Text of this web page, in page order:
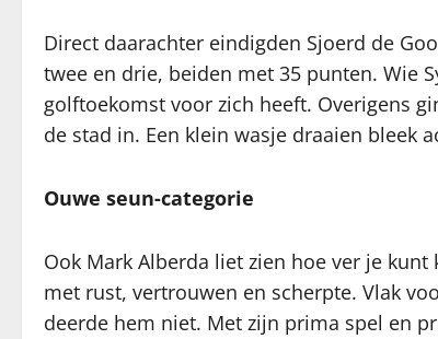
Direct daarachter eindigden Sjoerd de
twee en drie, beiden met 35 punten. Wie
golftoekomst voor zich heeft. Overigens
de stad in. Een klein wasje draaien bleek
Ouwe seun-categorie
Ook Mark Alberda liet zien hoe ver je
met rust, vertrouwen en scherpte. Vlak
deerde hem niet. Met zijn prima spel en